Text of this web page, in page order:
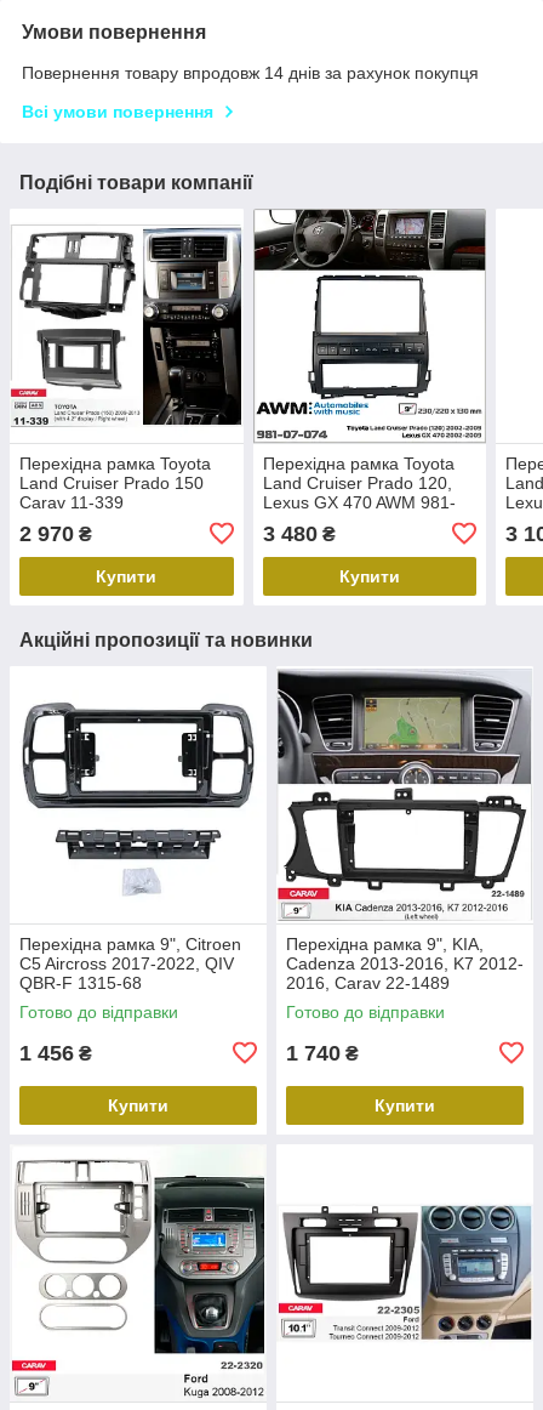
Умови повернення
Повернення товару впродовж 14 днів за рахунок покупця
Всі умови повернення
Подібні товари компанії
Перехідна рамка Toyota
Land Cruiser Prado 150
Carav 11-339
2 970 ₴
Купити
Перехідна рамка Toyota
Land Cruiser Prado 120,
Lexus GX 470 AWM 981-
3 480₴
Купити
3
Акційні пропозиції та новинки
Перехідна рамка 9", Citroen
C5 Aircross 2017-2022, QIV
QBR-F 1315-68
Готово до відправки
1 456 ₴
Купити
Перехідна рамка 9", KIA,
Cadenza 2013-2016, K7 2012-
2016, Carav 22-1489
Готово до відправки
1 740 ₴
Купити